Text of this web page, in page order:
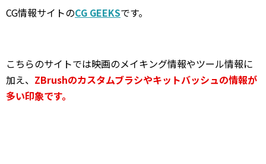
CG情報サイトのCG GEEKSです。
こちらのサイトでは映画のメイキング情報やツール情報に
加え、 ZBrushのカスタムブラシやキットバッシュの情報が
多い印象です。